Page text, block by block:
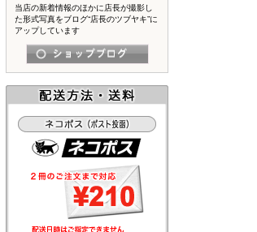
当店の新着情報のほかに店長が撮影し
た形式写真をブログ“店長のツブヤキ”に
アップしています